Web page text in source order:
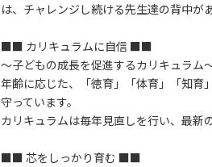
は、チャレンジし続ける先生達の背中が
■■ カリキュラムに自信 ■■
～子どもの成長を促進するカリキュラム
年齢に応じた、「徳育」「体育」「知育
守っています。
カリキュラムは毎年見直しを行い、最新
■■ 芯をしっかり育む ■■